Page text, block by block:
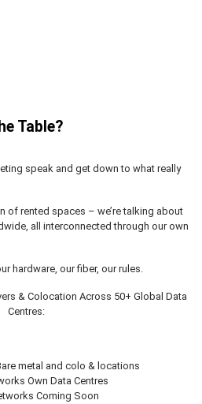
Table?
speak and get down to what really
of rented spaces – we’re talking about
all interconnected through our own
hardware, our fiber, our rules.
& Colocation Across 50+ Global Data
Centres:
metal and colo & locations
Own Data Centres
Coming Soon